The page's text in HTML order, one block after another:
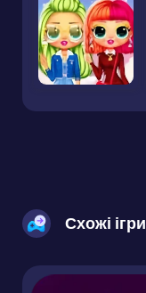
Схожі ігри